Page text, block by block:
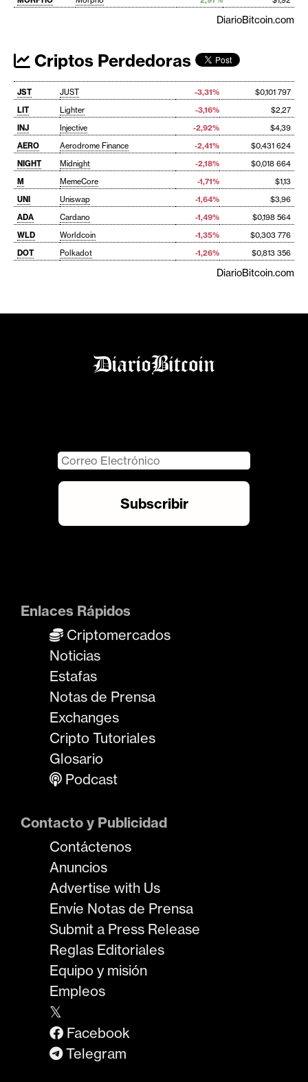
DiarioBitcoin.com
Criptos Perdedoras
JST JUST -3,31%
$0,101 797
LIT
Lighter -3,16%
$2,27
INJ
Injective -2,92%
$4,39
AERO
Aerodrome Finance -2,41%
$0,431 624
NIGHT
Midnight -2,18%
$0,018 664
M
MemeCore -1,71%
$1,13
UNI
Uniswap -1,64%
$3,96
ADA
Cardano -1,49%
$0,198 564
WLD
Worldcoin -1,35%
$0,303 776
DOT
Polkadot -1,26% $0,813 356
DiarioBitcoin.com
Enlaces Rápidos
Criptomercados
Noticias
Estafas
Notas de Prensa
Exchanges
Cripto Tutoriales
Glosario
Podcast
Contacto y Publicidad
Contáctenos
Anuncios
Advertise with Us
Envíe Notas de Prensa
Submit a Press Release
Reglas Editoriales
Equipo y misión
Empleos
𝕏
Facebook
Telegram